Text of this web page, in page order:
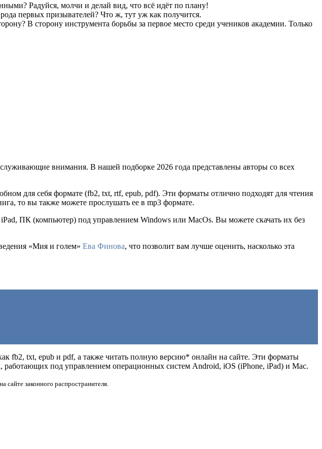
Радуйся, молчи и делай вид, что всё идёт по плану!
первых призывателей? Что ж, тут уж как получится.
В сторону инструмента борьбы за первое место среди учеников академии. Только
внимания. В нашей подборке 2026 года представлены авторы со всех
для себя формате (fb2, txt, rtf, epub, pdf). Эти форматы отлично подходят для чтения
то вы также можете прослушать ее в mp3 формате.
ПК (компьютер) под управлением Windows или MacOs. Вы можете скачать их без
«Мия и голем» Ева Финова, что позволит вам лучше оценить, насколько эта
fb2, txt, epub и pdf, а также читать полную версию* онлайн на сайте. Эти форматы
под управлением операционных систем Android, iOS (iPhone, iPad) и Mac.
сайте законного распространителя.